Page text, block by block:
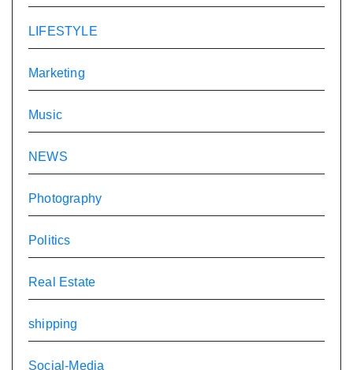
LIFESTYLE
Marketing
Music
NEWS
Photography
Politics
Real Estate
shipping
Social-Media